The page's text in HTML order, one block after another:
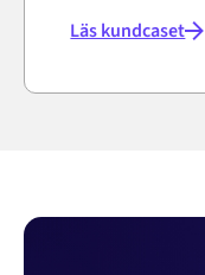
Läs kundcaset